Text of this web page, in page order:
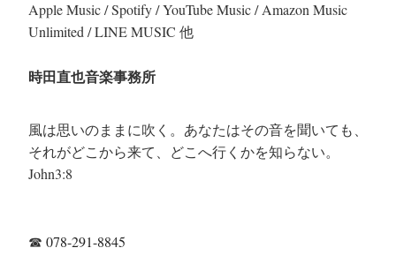
Apple Music / Spotify / YouTube Music / Amazon Music
Unlimited / LINE MUSIC 他
時田直也音楽事務所
風は思いのままに吹く。あなたはその音を聞いても、
それがどこから来て、どこへ行くかを知らない。
John3:8
☎ 078-291-8845